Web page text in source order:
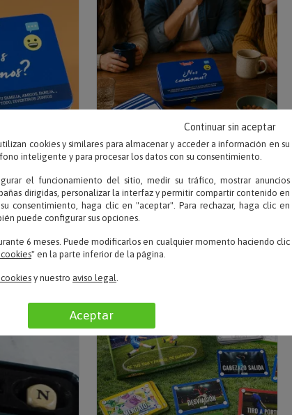
texto Escribe tu texto
JUEGO ¿NOS CONOCEMOS? CON
TARJETA PERSONALIZADA
5% descuento
cookies y similares para almacenar y acceder a información en su
inteligente y para procesar los datos con su consentimiento.
el funcionamiento del sitio, medir su tráfico, mostrar anuncios
dirigidas, personalizar la interfaz y permitir compartir contenido en
consentimiento, haga clic en "aceptar". Para rechazar, haga clic en
puede configurar sus opciones.
6 meses. Puede modificarlos en cualquier momento haciendo clic
" en la parte inferior de la página.
y nuestro aviso legal.
Aceptar
Continuar sin aceptar